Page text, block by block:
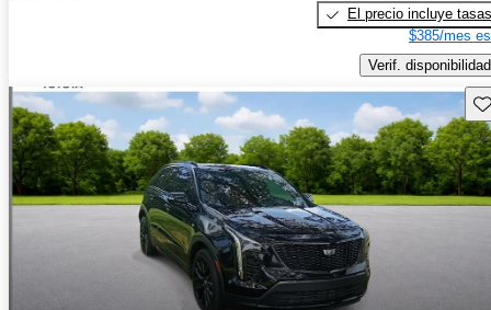
El precio incluye tasas
$385/mes
Verif. disponibilidad